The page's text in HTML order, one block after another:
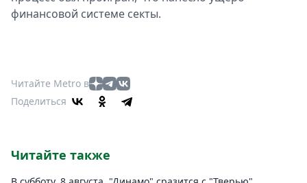
финансовой системе секты.
Читайте Metro в
Поделиться
Читайте также